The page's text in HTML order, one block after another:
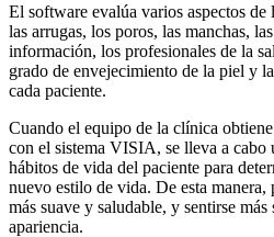
El software evalúa varios aspectos
las arrugas, los poros, las manchas,
información, los profesionales de la
grado de envejecimiento de la piel y
cada paciente.
Cuando el equipo de la clínica
con el sistema VISIA, se lleva a cabo
hábitos de vida del paciente para
nuevo estilo de vida. De esta
más suave y saludable, y sentirse
apariencia.